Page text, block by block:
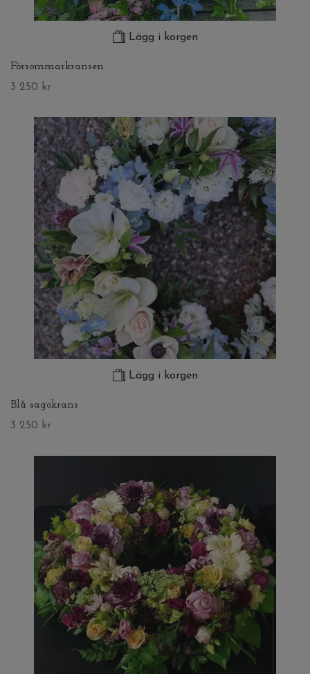
Lägg i korgen
Försommarkransen
3 250 kr
Lägg i korgen
Blå sagokrans
3 250 kr